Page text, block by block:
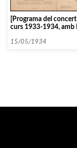
[Programa del concert
curs 1933-1934, amb
15/05/1934